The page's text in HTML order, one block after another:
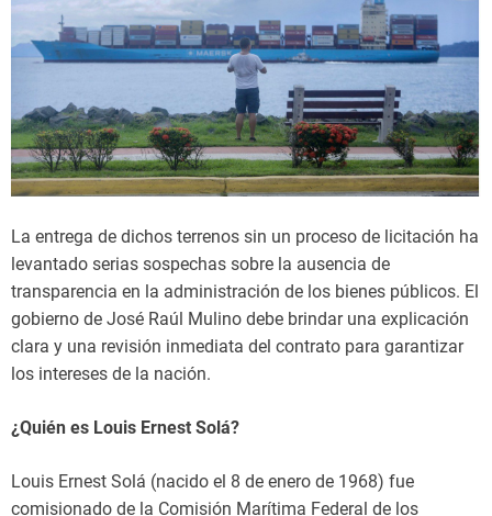
La entrega de dichos terrenos sin un proceso de licitación ha
levantado serias sospechas sobre la ausencia de
transparencia en la administración de los bienes públicos. El
gobierno de José Raúl Mulino debe brindar una explicación
clara y una revisión inmediata del contrato para garantizar
los intereses de la nación.
¿Quién es Louis Ernest Solá?
Louis Ernest Solá (nacido el 8 de enero de 1968) fue
comisionado de la Comisión Marítima Federal de los